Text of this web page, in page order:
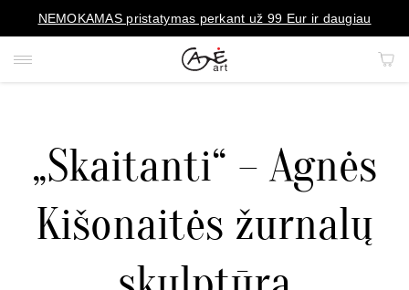
NEMOKAMAS pristatymas perkant už 99 Eur ir daugiau
PAVEIKSLAI
PORTRETAI
REPRODUKCIJOS
„Skaitanti“ – Agnės
Kišonaitės žurnalų